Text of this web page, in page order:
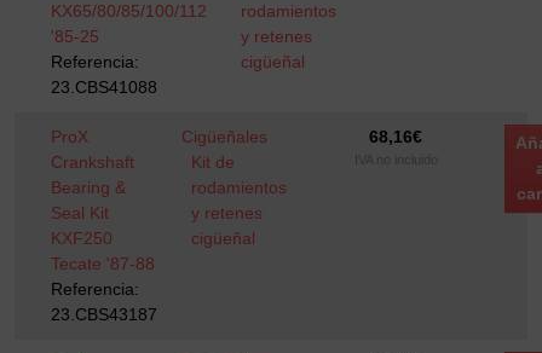
KX65/80/85/100/112
'85-25
Referencia:
23.CBS41088
rodamientos
y retenes
cigüeñal
ProX
Crankshaft
Bearing &
Seal Kit
KXF250
Tecate '87-88
Referencia:
23.CBS43187
Cigüeñales
Kit de
rodamientos
y retenes
cigüeñal
68,16€
IVA no incluido